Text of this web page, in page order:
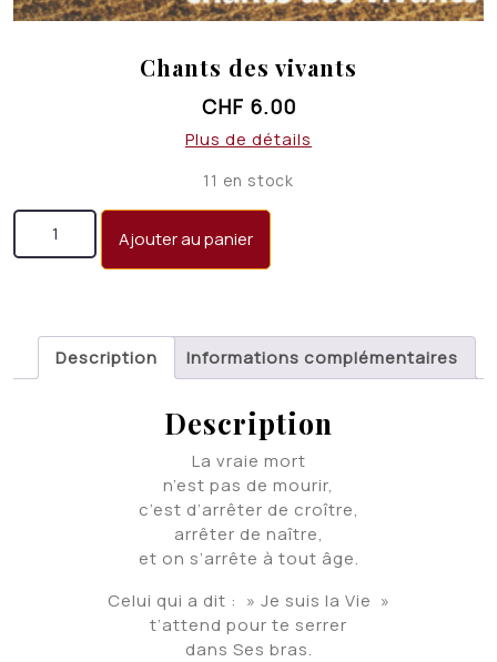
Chants des vivants
CHF 6.00
Plus de détails
11 en stock
quantité de Chants des vivants
Ajouter au panier
Description Informations complémentaires
Description
La vraie mort
n’est pas de mourir,
c’est d’arrêter de croître,
arrêter de naître,
et on s’arrête à tout âge.
Celui qui a dit : » Je suis la Vie »
t’attend pour te serrer
dans Ses bras.